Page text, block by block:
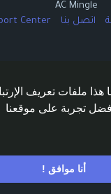
هذا ملفات تعريف
تجربة على موقعنا
أنا موافق !
اتصل بنا Center